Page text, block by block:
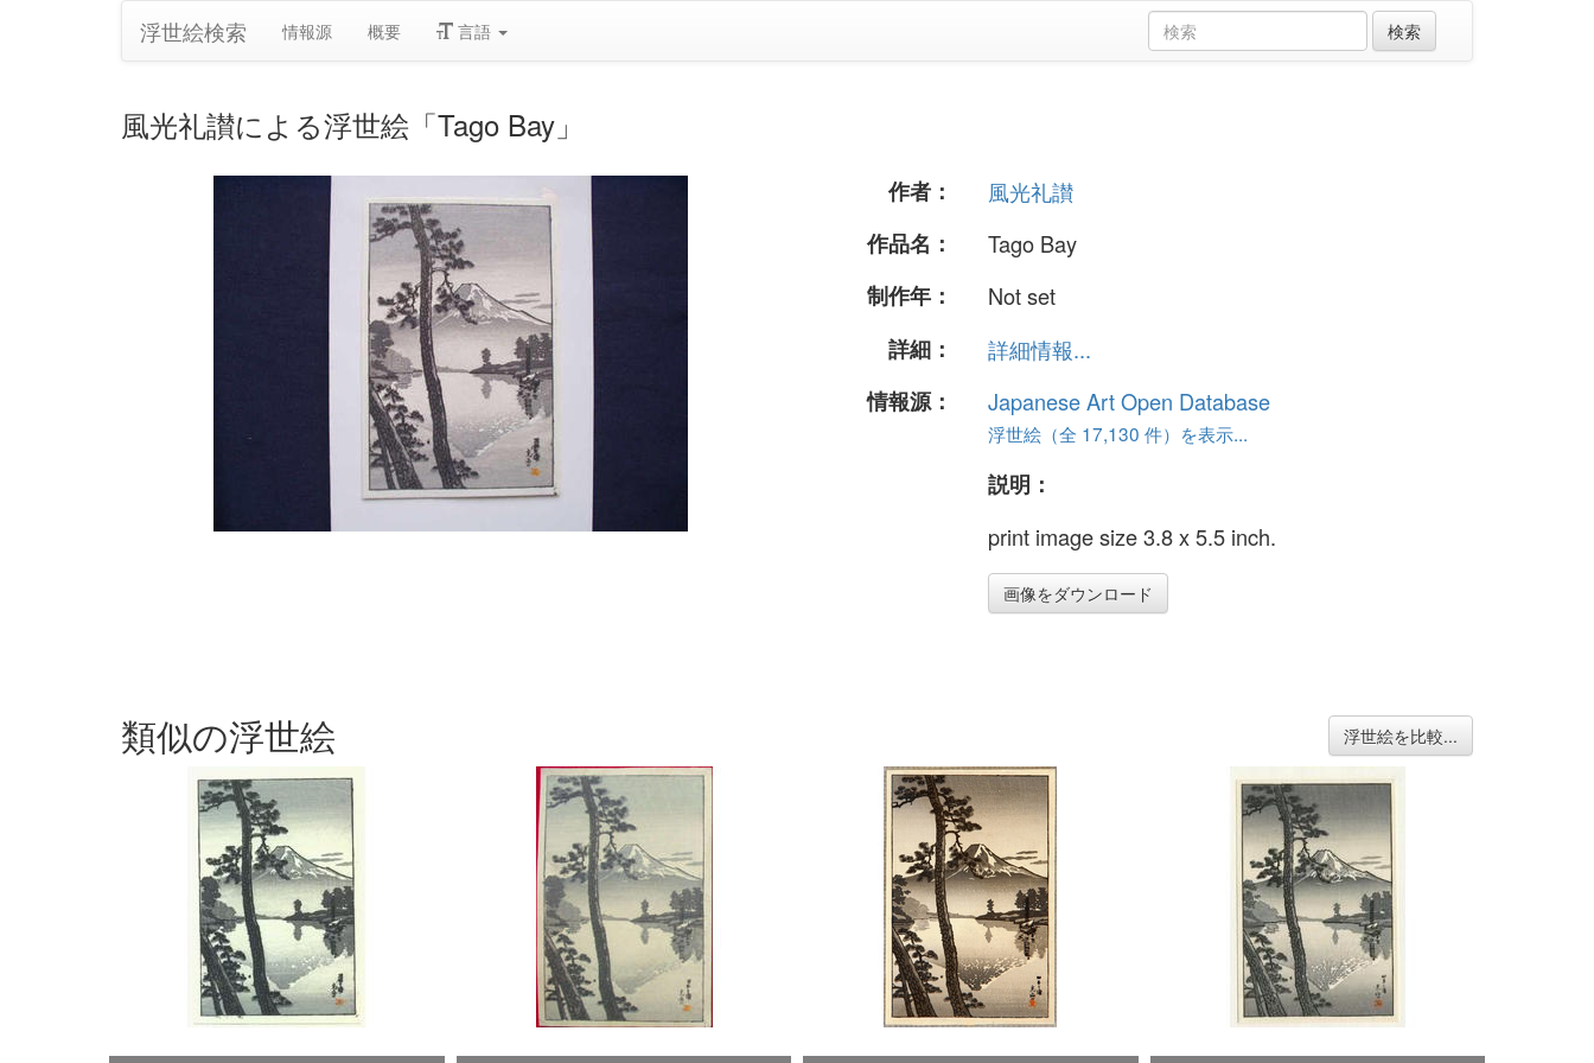
浮世絵検索 情報源 概要 言語
風光礼讃による浮世絵「Tago Bay」
作者：
風光礼讃
作品名：
Tago Bay
制作年：
Not set
詳細：
詳細情報...
情報源：
Japanese Art Open Database
浮世絵（全 17,130 件）を表示...
説明：
print image size 3.8 x 5.5 inch.
画像をダウンロード
類似の浮世絵 浮世絵を比較...